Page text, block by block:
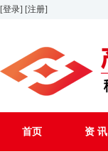
[登录] [注册]
首页 资 讯